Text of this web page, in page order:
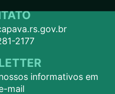
2177
informativos em
mail